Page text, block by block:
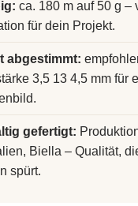
ca. 180 m auf 50 g –
für dein Projekt.
abgestimmt:
3,5 13 4,5 mm für
gefertigt:
Biella – Qualität,
spürt.